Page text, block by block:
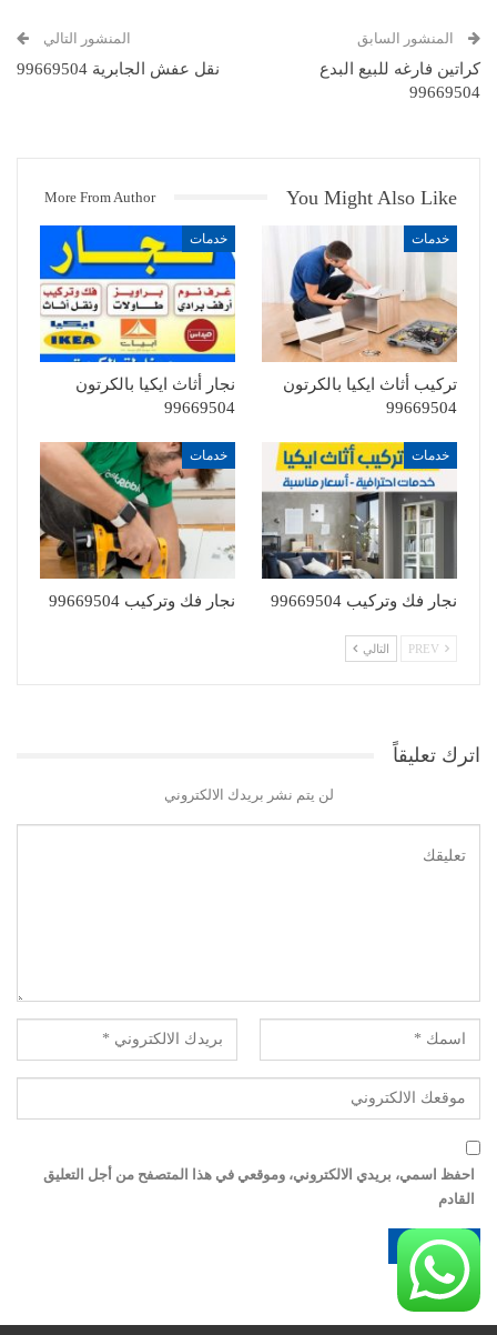
المنشور السابق
كراتين فارغه للبيع البدع
99669504
المنشور التالي
نقل عفش الجابرية 99669504
You Might Also Like
More From Author
خدمات
تركيب أثاث ايكيا بالكرتون
99669504
خدمات
نجار أثاث ايكيا بالكرتون
99669504
خدمات
نجار فك وتركيب 99669504
خدمات
نجار فك وتركيب 99669504
التالي
اترك تعليقاً
لن يتم نشر بريدك الالكتروني
احفظ اسمي، بريدي الالكتروني، وموقعي في هذا المتصفح من أجل التعليق
القادم